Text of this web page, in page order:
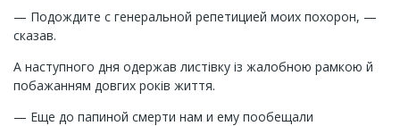
— Подождите с генеральной репетицией моих похорон, —
сказав.
А наступного дня одержав листівку із жалобною рамкою й
побажанням довгих років життя.
— Еще до папиной смерти нам и ему пообещали